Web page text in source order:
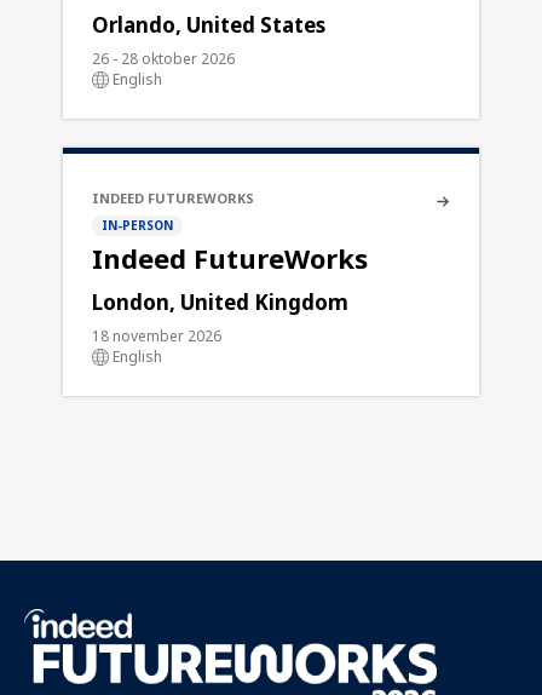
Orlando, United States
26 - 28 oktober 2026
English
INDEED FUTUREWORKS
IN-PERSON
Indeed FutureWorks
London, United Kingdom
18 november 2026
English